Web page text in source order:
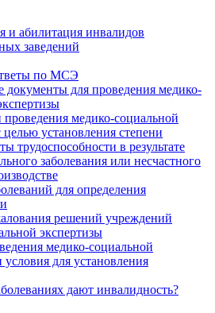
и абилитация инвалидов
заведений
по МСЭ
документы для проведения медико-
медико-социальной
целью установления степени
трудоспособности в результате
заболевания или несчастного
для определения
решений учреждений
экспертизы
медико-социальной
условия для установления
дают инвалидность?